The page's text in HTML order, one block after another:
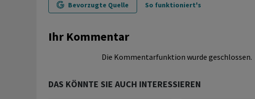
Bevorzugte Quelle So funktioniert's
Ihr Kommentar
Die Kommentarfunktion wurde geschlossen.
DAS KÖNNTE SIE AUCH INTERESSIEREN